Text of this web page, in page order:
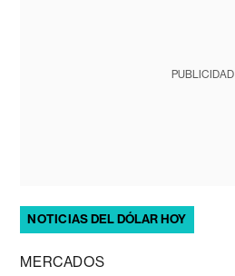
PUBLICIDAD
NOTICIAS DEL DÓLAR HOY
MERCADOS